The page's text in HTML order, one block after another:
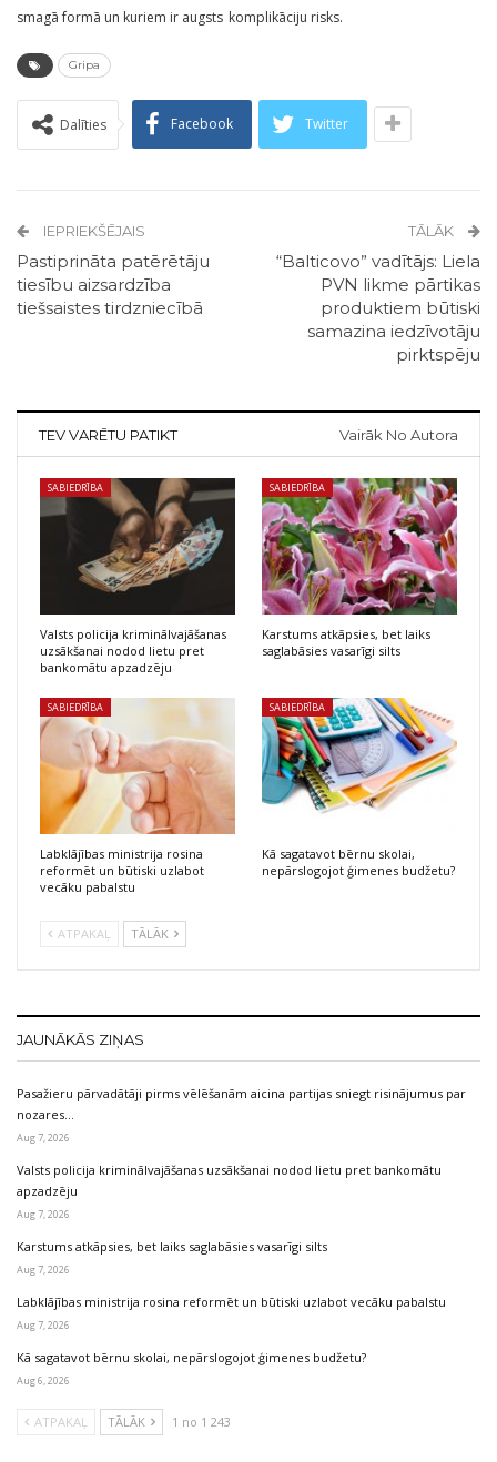
smagā formā un kuriem ir augsts komplikāciju risks.
Gripa
Dalīties Facebook Twitter
IEPRIEKŠĒJAIS
Pastiprināta patērētāju
tiesību aizsardzība
tiešsaistes tirdzniecībā
TĀLĀK
“Balticovo” vadītājs: Liela
PVN likme pārtikas
produktiem būtiski
samazina iedzīvotāju
pirktspēju
TEV VARĒTU PATIKT Vairāk No Autora
SABIEDRĪBA
Valsts policija kriminālvajāšanas
uzsākšanai nodod lietu pret
bankomātu apzadzēju
SABIEDRĪBA
Karstums atkāpsies, bet laiks
saglabāsies vasarīgi silts
SABIEDRĪBA
Labklājības ministrija rosina
reformēt un būtiski uzlabot
vecāku pabalstu
SABIEDRĪBA
Kā sagatavot bērnu skolai,
nepārslogojot ģimenes budžetu?
ATPAKAĻ TĀLĀK
JAUNĀKĀS ZIŅAS
Pasažieru pārvadātāji pirms vēlēšanām aicina partijas sniegt risinājumus par
nozares…
Aug 7, 2026
Valsts policija kriminālvajāšanas uzsākšanai nodod lietu pret bankomātu
apzadzēju
Aug 7, 2026
Karstums atkāpsies, bet laiks saglabāsies vasarīgi silts
Aug 7, 2026
Labklājības ministrija rosina reformēt un būtiski uzlabot vecāku pabalstu
Aug 7, 2026
Kā sagatavot bērnu skolai, nepārslogojot ģimenes budžetu?
Aug 6, 2026
ATPAKAĻ TĀLĀK 1 no 1 243